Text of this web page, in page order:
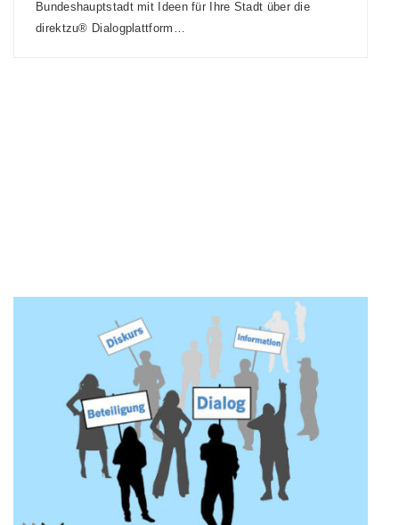
Bundeshauptstadt mit Ideen für Ihre Stadt über die
direktzu® Dialogplattform…